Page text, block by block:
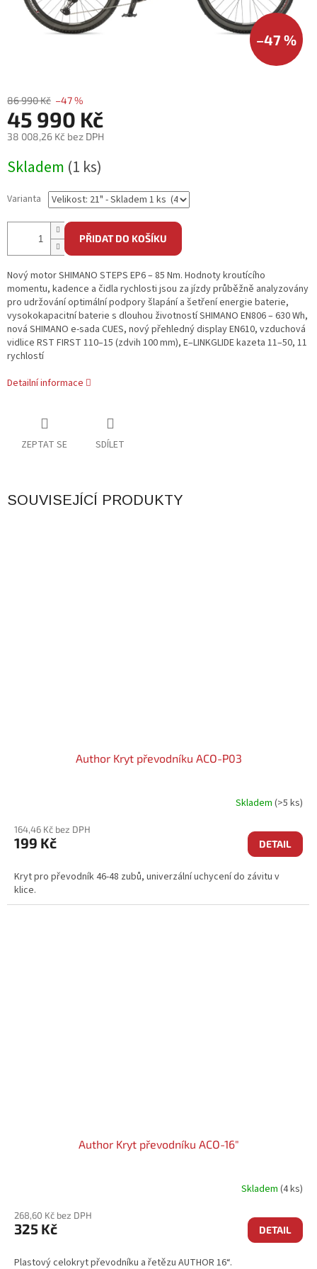
–47 %
86 990 Kč –47 %
45 990 Kč
38 008,26 Kč bez DPH
cena:
Skladem (1 ks)
Varianta
PŘIDAT DO KOŠÍKU
Nový motor SHIMANO STEPS EP6 – 85 Nm. Hodnoty kroutícího
momentu, kadence a čidla rychlosti jsou za jízdy průběžně analyzovány
pro udržování optimální podpory šlapání a šetření energie baterie,
vysokokapacitní baterie s dlouhou životností SHIMANO EN806 – 630 Wh,
nová SHIMANO e-sada CUES, nový přehledný display EN610, vzduchová
vidlice RST FIRST 110–15 (zdvih 100 mm), E–LINKGLIDE kazeta 11–50, 11
rychlostí
Detailní informace
ZEPTAT SE SDÍLET
SOUVISEJÍCÍ PRODUKTY
Author Kryt převodníku ACO-P03
Skladem (>5 ks)
164,46 Kč bez DPH
199 Kč DETAIL
Kryt pro převodník 46-48 zubů, univerzální uchycení do závitu v
klice.
Author Kryt převodníku ACO-16"
Skladem (4 ks)
268,60 Kč bez DPH
325 Kč DETAIL
Plastový celokryt převodníku a řetězu AUTHOR 16“.